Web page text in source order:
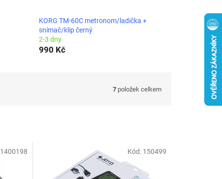
KORG TM-60C metronom/ladička +
snímač/klip černý
2-3 dny
990 Kč
7 položek celkem
1400198 Kód: 150499